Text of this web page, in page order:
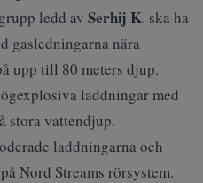
ledd av Serhij K. ska ha
gasledningarna nära
upp till 80 meters djup.
laddningar med
stora vattendjup.
laddningarna och
Nord Streams rörsystem.